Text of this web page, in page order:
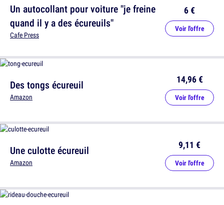
Un autocollant pour voiture "je freine
quand il y a des écureuils"
Cafe Press
6 €
Voir l'offre
Des tongs écureuil
Amazon
14,96 €
Voir l'offre
Une culotte écureuil
Amazon
9,11 €
Voir l'offre